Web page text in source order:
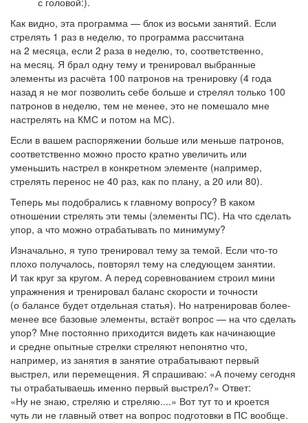
Как видно, эта программа — блок из восьми занятий. Если
стрелять 1 раз в неделю, то программа рассчитана
на 2 месяца, если 2 раза в неделю, то, соответственно,
на месяц. Я брал одну тему и тренировал выбранные
элементы из расчёта 100 патронов на тренировку (4 года
назад я не мог позволить себе больше и стрелял только 100
патронов в неделю, тем не менее, это не помешало мне
настрелять на КМС и потом на МС).
Если в вашем распоряжении больше или меньше патронов,
соответственно можно просто кратно увеличить или
уменьшить настрел в конкретном элементе (например,
стрелять перенос не 40 раз, как по плану, а 20 или 80).
Теперь мы подобрались к главному вопросу? В каком
отношении стрелять эти темы (элементы ПС). На что сделать
упор, а что можно отрабатывать по минимуму?
Изначально, я тупо тренировал тему за темой. Если что-то
плохо получалось, повторял тему на следующем занятии.
И так круг за кругом. А перед соревнованием строил мини
упражнения и тренировал баланс скорости и точности
(о балансе будет отдельная статья). Но натренировав более-
менее все базовые элементы, встаёт вопрос — на что сделать
упор? Мне постоянно приходится видеть как начинающие
и средне опытные стрелки стреляют непонятно что,
например, из занятия в занятие отрабатывают первый
выстрел, или перемещения. Я спрашиваю: «А почему сегодня
ты отрабатываешь именно первый выстрел?» Ответ:
«Ну не знаю, стреляю и стреляю....» Вот тут то и кроется
чуть ли не главный ответ на вопрос подготовки в ПС вообще.